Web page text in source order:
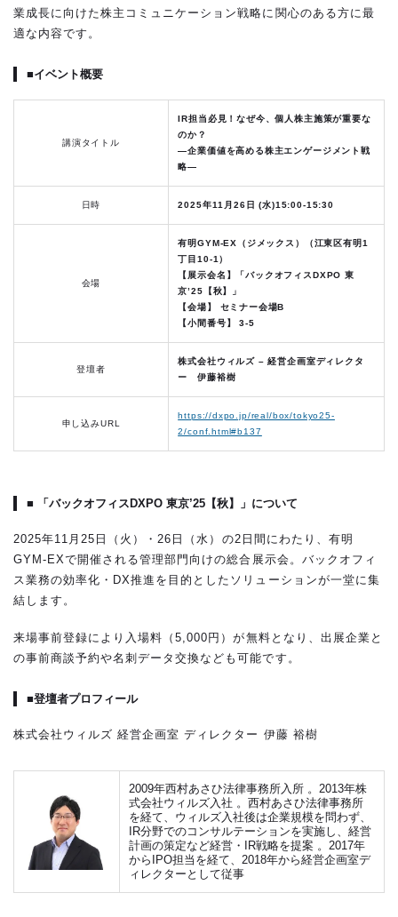
業成長に向けた株主コミュニケーション戦略に関心のある方に最
適な内容です。
■イベント概要
講演タイトル
IR担当必見！なぜ今、個人株主施策が重要な
のか？
―企業価値を高める株主エンゲージメント戦
略―
日時 2025年11月26日 (水)15:00-15:30
会場
有明GYM-EX（ジメックス）（江東区有明1
丁目10-1）
【展示会名】「バックオフィスDXPO 東
京’25【秋】」
【会場】 セミナー会場B
【小間番号】 3-5
登壇者
株式会社ウィルズ – 経営企画室ディレクタ
ー 伊藤裕樹
申し込みURL
https://dxpo.jp/real/box/tokyo25-
2/conf.html#b137
■ 「バックオフィスDXPO 東京’25【秋】」について
2025年11月25日（火）・26日（水）の2日間にわたり、有明
GYM-EXで開催される管理部門向けの総合展示会。バックオフィ
ス業務の効率化・DX推進を目的としたソリューションが一堂に集
結します。
来場事前登録により入場料（5,000円）が無料となり、出展企業と
の事前商談予約や名刺データ交換なども可能です。
■登壇者プロフィール
株式会社ウィルズ 経営企画室 ディレクター 伊藤 裕樹
2009年西村あさひ法律事務所入所 。2013年株
式会社ウィルズ入社 。西村あさひ法律事務所
を経て、ウィルズ入社後は企業規模を問わず、
IR分野でのコンサルテーションを実施し、経営
計画の策定など経営・IR戦略を提案 。2017年
からIPO担当を経て、2018年から経営企画室デ
ィレクターとして従事